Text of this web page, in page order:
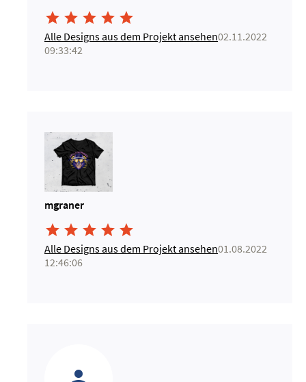
    
Alle Designs aus dem Projekt ansehen02.11.2022
09:33:42
mgraner
    
Alle Designs aus dem Projekt ansehen01.08.2022
12:46:06